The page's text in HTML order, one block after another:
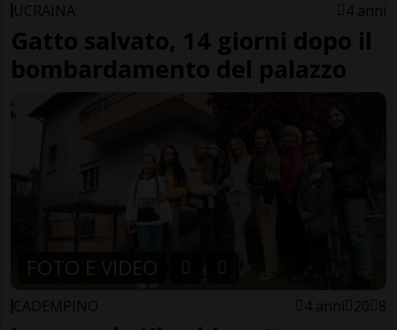
UCRAINA 4 anni
Gatto salvato, 14 giorni dopo il
bombardamento del palazzo
FOTO E VIDEO
CADEMPINO 4 anni 20 8